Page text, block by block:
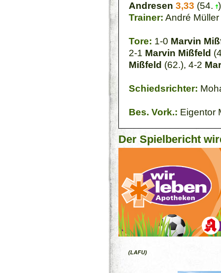
Andresen 3,33 (54.
Trainer: André Müller
Tore: 1-0 Marvin
2-1 Marvin Mißfeld
Mißfeld (62.), 4-2
Schiedsrichter:
Bes. Vork.: Eigentor
Der Spielbericht
(LAFU)